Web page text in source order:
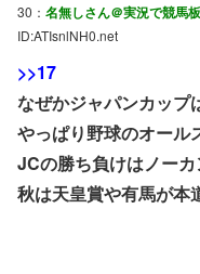
30： 名無しさん＠実況で競馬
ID:ATIsnlNH0.net
>>17
なぜかジャパンカップ
やっぱり野球のオール
JCの勝ち負けはノー
秋は天皇賞や有馬が本